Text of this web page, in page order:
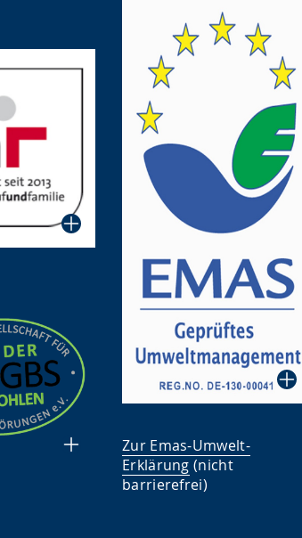
Zur Emas-Umwelt-
Erklärung (nicht
barrierefrei)